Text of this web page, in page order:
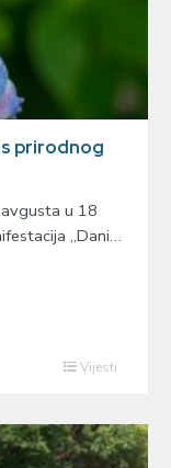
prirodnog
u 18
„Dani…
Vijesti